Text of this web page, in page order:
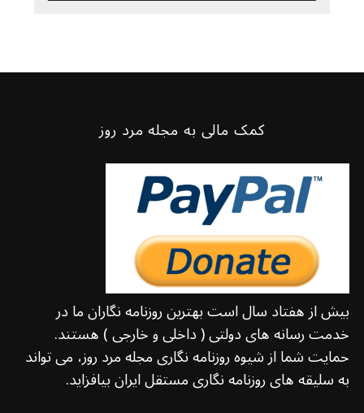
کمک مالی به مجله مرد روز
بیش از هفتاد سال است بهترین روزنامه نگاران ما در
خدمت رسانه های دولتی ( داخلی و خارجی ) هستند.
حمایت شما از شیوه روزنامه نگاری مجله مرد روز، می تواند
به سلیقه های روزنامه نگاری مستقل ایران بیافزاید.